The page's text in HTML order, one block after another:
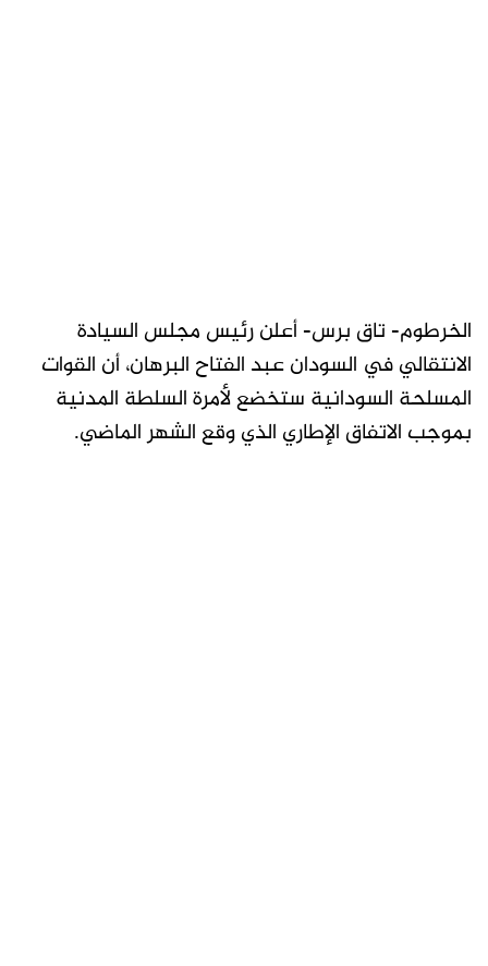
الخرطوم- تاق برس- أعلن رئيس مجلس السيادة
الانتقالي في السودان عبد الفتاح البرهان، أن القوات
المسلحة السودانية ستخضع لأمرة السلطة المدنية
بموجب الاتفاق الإطاري الذي وقع الشهر الماضي.